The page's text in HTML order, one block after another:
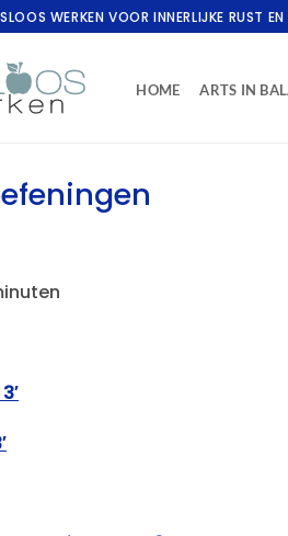
WERKEN VOOR INNERLIJKE RUST EN
HOME ARTS IN